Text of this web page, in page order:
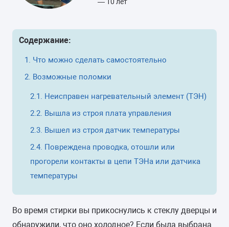
Содержание:
Что можно сделать самостоятельно
Возможные поломки
Неисправен нагревательный элемент (ТЭН)
Вышла из строя плата управления
Вышел из строя датчик температуры
Повреждена проводка, отошли или
прогорели контакты в цепи ТЭНа или датчика
температуры
Во время стирки вы прикоснулись к стеклу дверцы и
обнаружили, что оно холодное? Если была выбрана